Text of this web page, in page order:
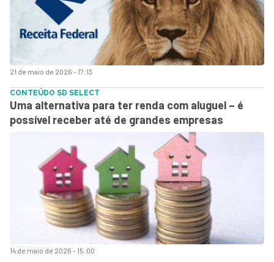
21 de maio de 2026 - 17:13
14 de maio de 2026 - 15:00
CONTEÚDO SD SELECT
Uma alternativa para ter renda com aluguel – é
possível receber até de grandes empresas